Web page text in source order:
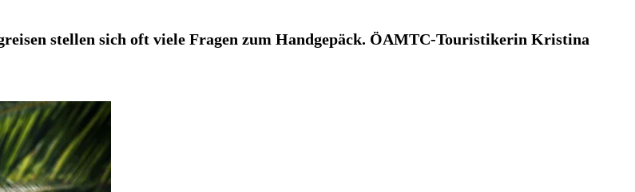
stellen sich oft viele Fragen zum Handgepäck. ÖAMTC-Touristikerin Kristina